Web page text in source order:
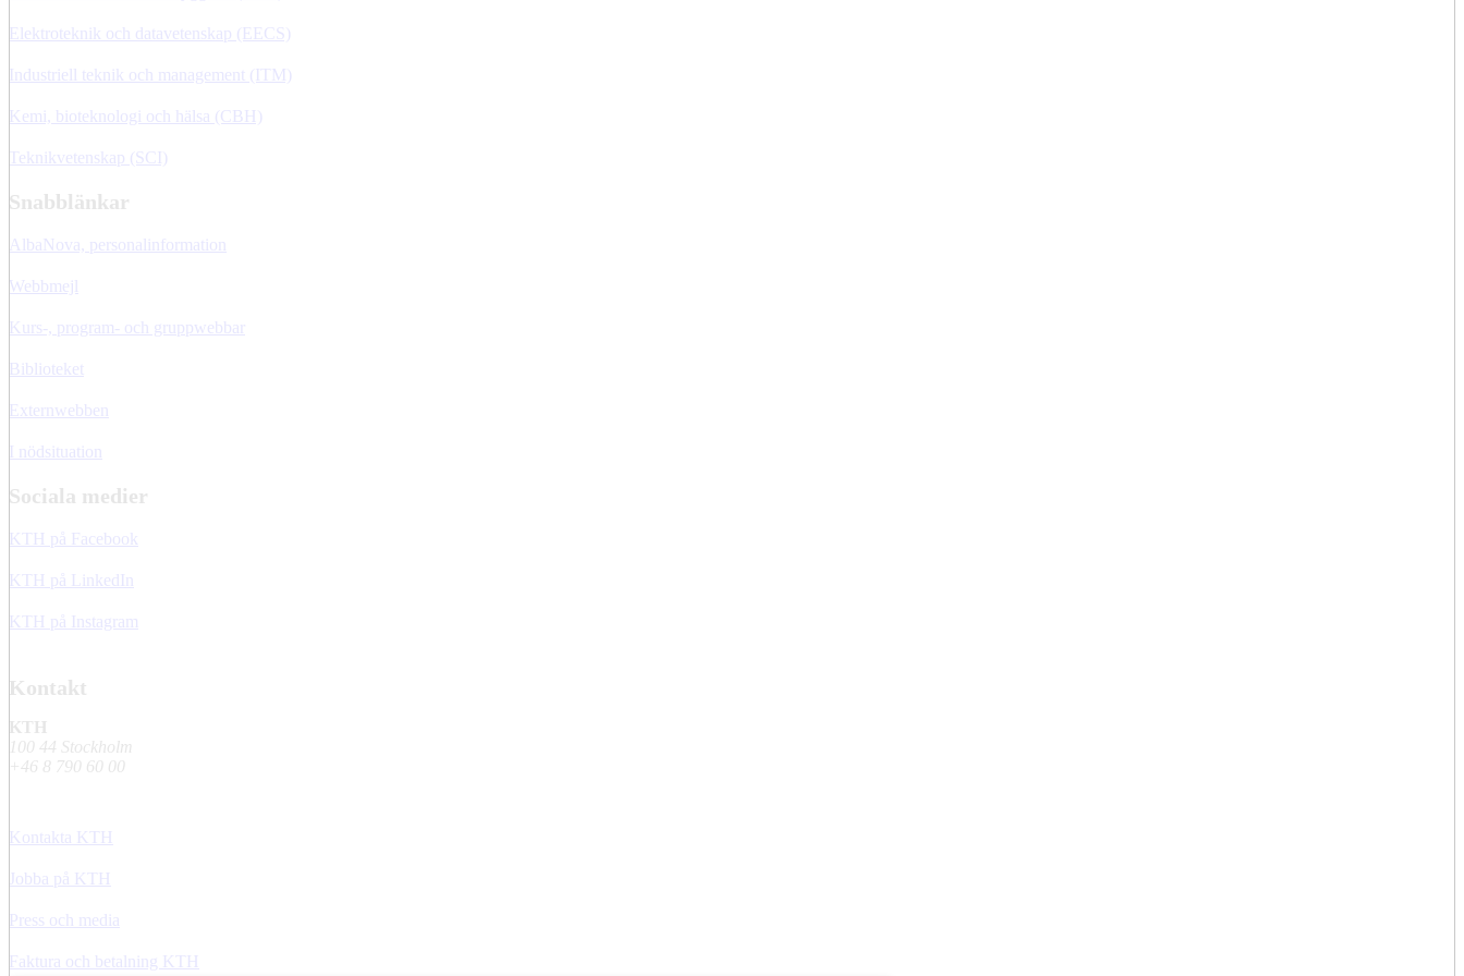
Elektroteknik och datavetenskap (EECS)
Industriell teknik och management (ITM)
Kemi, bioteknologi och hälsa (CBH)
Teknikvetenskap (SCI)
Snabblänkar
AlbaNova, personalinformation
Webbmejl
Kurs-, program- och gruppwebbar
Biblioteket
Externwebben
I nödsituation
Sociala medier
KTH på Facebook
KTH på LinkedIn
KTH på Instagram
Kontakt
KTH
100 44 Stockholm
+46 8 790 60 00
Kontakta KTH
Jobba på KTH
Press och media
Faktura och betalning KTH